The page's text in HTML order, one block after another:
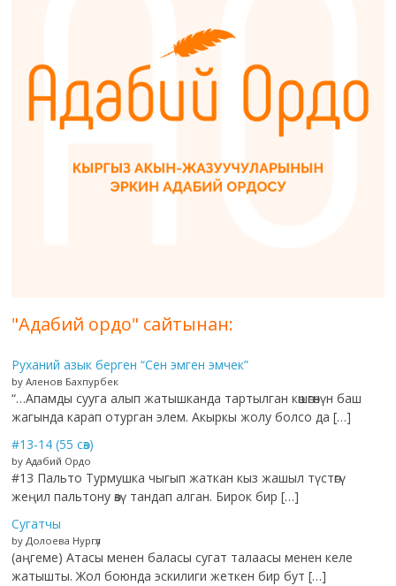
"Адабий ордо" сайтынан:
Руханий азык берген “Сен эмген эмчек”
by Аленов Бахпурбек
“…Апамды сууга алып жатышканда тартылган көшөгөнүн баш
жагында карап отурган элем. Акыркы жолу болсо да […]
#13-14 (55 сөз)
by Адабий Ордо
#13 Пальто Турмушка чыгып жаткан кыз жашыл түстөгү
жеңил пальтону өзү тандап алган. Бирок бир […]
Сугатчы
by Долоева Нургүл
(аңгеме) Атасы менен баласы сугат талаасы менен келе
жатышты. Жол боюнда эскилиги жеткен бир бут […]